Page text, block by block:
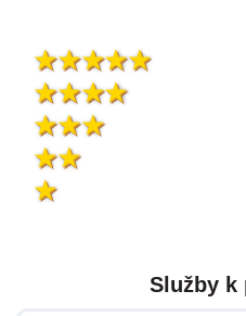
Služby k